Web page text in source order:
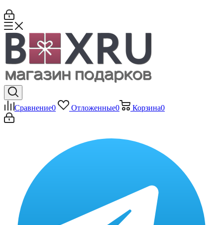
Сравнение0 Отложенные0 Корзина0